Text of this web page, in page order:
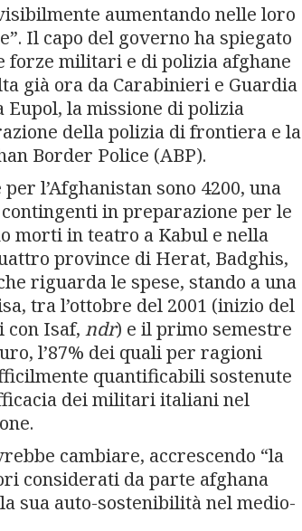
aumentando nelle loro
Il capo del governo ha spiegato
forze militari e di polizia afghane
già ora da Carabinieri e Guardia
Eupol, la missione di polizia
della polizia di frontiera e la
Border Police (ABP).
l’Afghanistan sono 4200, una
in preparazione per le
morti in teatro a Kabul e nella
province di Herat, Badghis,
riguarda le spese, stando a una
tra l’ottobre del 2001 (inizio del
con Isaf, ndr) e il primo semestre
l’87% dei quali per ragioni
quantificabili sostenute
dei militari italiani nel
cambiare, accrescendo “la
considerati da parte afghana
sua auto-sostenibilità nel medio-